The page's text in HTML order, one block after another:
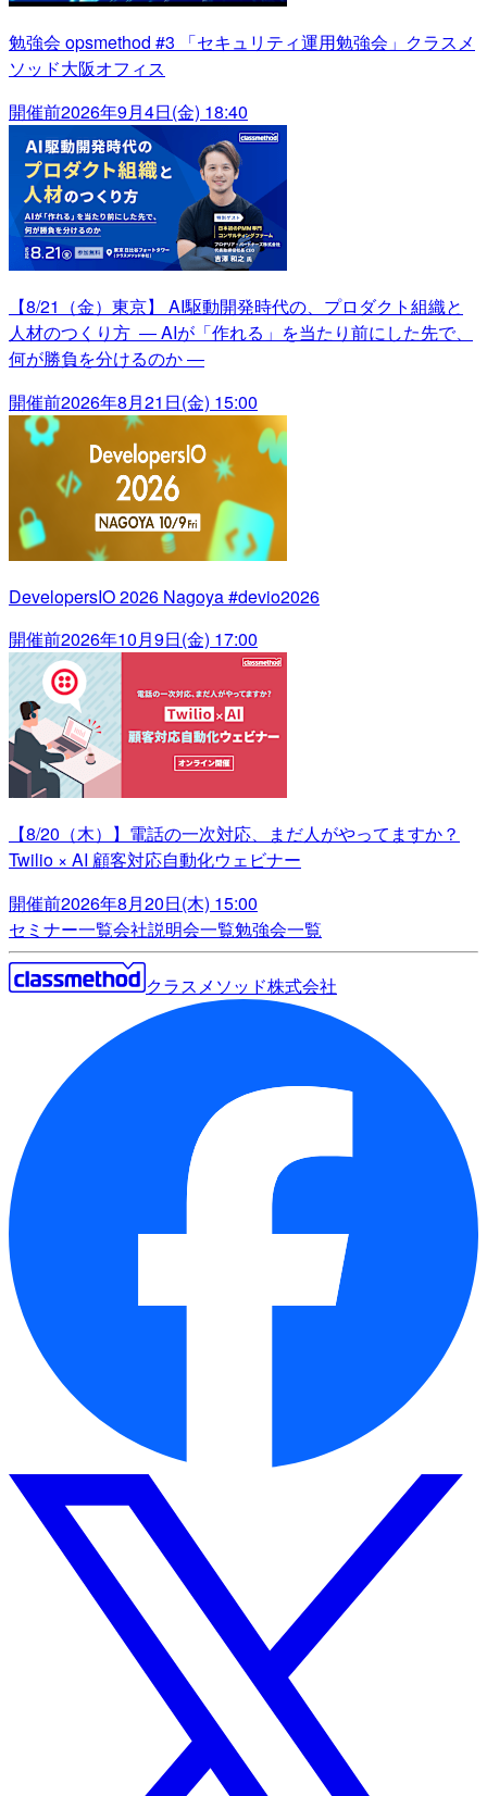
勉強会 opsmethod #3 「セキュリティ運用勉強会」クラスメ
ソッド大阪オフィス
開催前2026年9月4日(金) 18:40
【8/21（金）東京】 AI駆動開発時代の、プロダクト組織と
人材のつくり方 ― AIが「作れる」を当たり前にした先で、
何が勝負を分けるのか ―
開催前2026年8月21日(金) 15:00
DevelopersIO 2026 Nagoya #devio2026
開催前2026年10月9日(金) 17:00
【8/20（木）】電話の一次対応、まだ人がやってますか？
Twilio × AI 顧客対応自動化ウェビナー
開催前2026年8月20日(木) 15:00
セミナー一覧会社説明会一覧勉強会一覧
クラスメソッド株式会社